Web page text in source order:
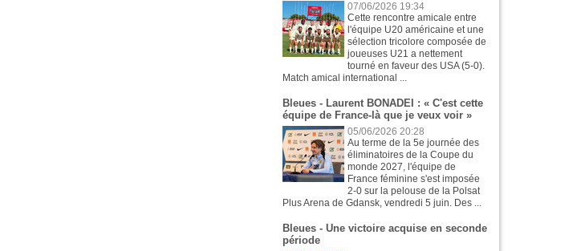
07/06/2026 19:34
Cette rencontre amicale entre
l'équipe U20 américaine et une
sélection tricolore composée de
joueuses U21 a nettement
tourné en faveur des USA (5-0).
Match amical international ...
Bleues - Laurent BONADEI : « C'est cette
équipe de France-là que je veux voir »
05/06/2026 20:28
Au terme de la 5e journée des
éliminatoires de la Coupe du
monde 2027, l'équipe de
France féminine s'est imposée
2-0 sur la pelouse de la Polsat
Plus Arena de Gdansk, vendredi 5 juin. Des ...
Bleues - Une victoire acquise en seconde
période